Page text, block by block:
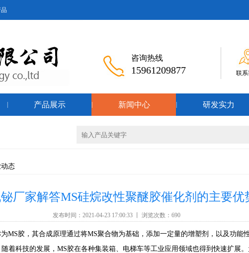
咨询热线
15961209877 联系
产品展示 新闻中心 研发实力
态
厂家解答MS硅烷改性聚醚胶催化剂的主要优
发布时间：2021-04-23 17:00:33 丨 浏览次数：690
MS胶，其合成原理通过将MS聚合物为基础，添加一定量的增塑剂，以及功能
着科技的发展，MS胶在各种集装箱、电梯车等工业应用领域也得到快速扩展